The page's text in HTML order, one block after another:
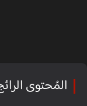
المُحتوى الرائج